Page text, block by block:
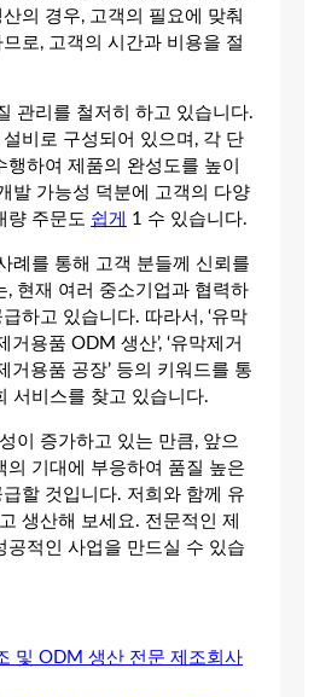
의 경우, 고객의 필요에 맞춰
로, 고객의 시간과 비용을 절
관리를 철저히 하고 있습니다.
비로 구성되어 있으며, 각 단
하여 제품의 완성도를 높이
발 가능성 덕분에 고객의 다양
량 주문도 쉽게 1 수 있습니다.
례를 통해 고객 분들께 신뢰를
, 현재 여러 중소기업과 협력하
하고 있습니다. 따라서, ‘유막
거용품 ODM 생산’, ‘유막제거
거용품 공장’ 등의 키워드를 통
서비스를 찾고 있습니다.
이 증가하고 있는 만큼, 앞으
의 기대에 부응하여 품질 높은
할 것입니다. 저희와 함께 유
생산해 보세요. 전문적인 제
공적인 사업을 만드실 수 있습
및 ODM 생산 전문 제조회사